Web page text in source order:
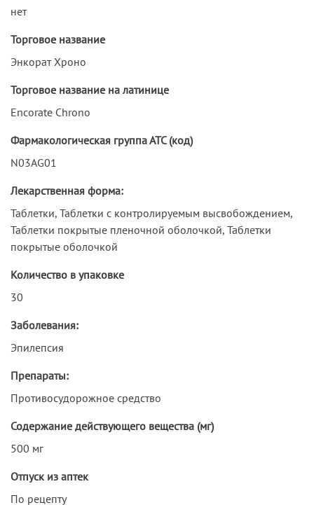
нет
Торговое название
Энкорат Хроно
Торговое название на латинице
Encorate Chrono
Фармакологическая группа АТС (код)
N03AG01
Лекарственная форма:
Таблетки, Таблетки с контролируемым высвобождением,
Таблетки покрытые пленочной оболочкой, Таблетки
покрытые оболочкой
Количество в упаковке
30
Заболевания:
Эпилепсия
Препараты:
Противосудорожное средство
Содержание действующего вещества (мг)
500 мг
Отпуск из аптек
По рецепту